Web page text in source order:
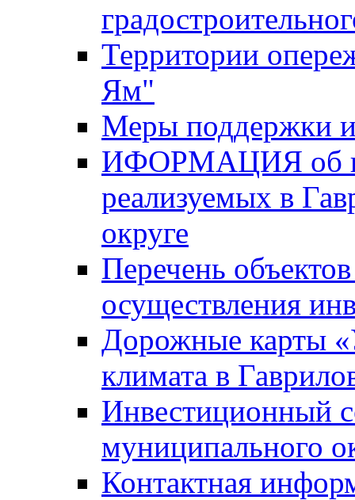
Территории
Ям"
Меры поддержки
ИФОРМАЦИЯ об
реализуемых в
округе
Перечень
осуществления
Дорожные карты
климата в
Инвестиционный
муниципального
Контактная